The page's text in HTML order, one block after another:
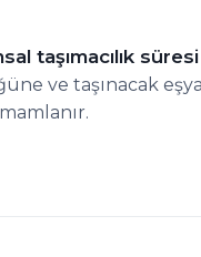
taşımacılık
ve taşınacak